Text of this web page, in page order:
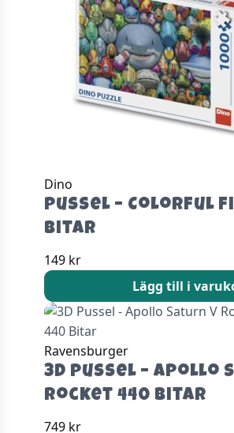
Dino
Pussel – Colorful
bitar
149 kr
Lägg till i
Ravensburger
3D Pussel – Apollo
Rocket 440 Bitar
749 kr